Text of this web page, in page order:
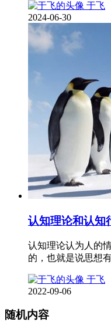
于飞
2024-06-30
认知理论和认知
认知理论认为人的
的，也就是说思想
于飞
2022-09-06
随机内容